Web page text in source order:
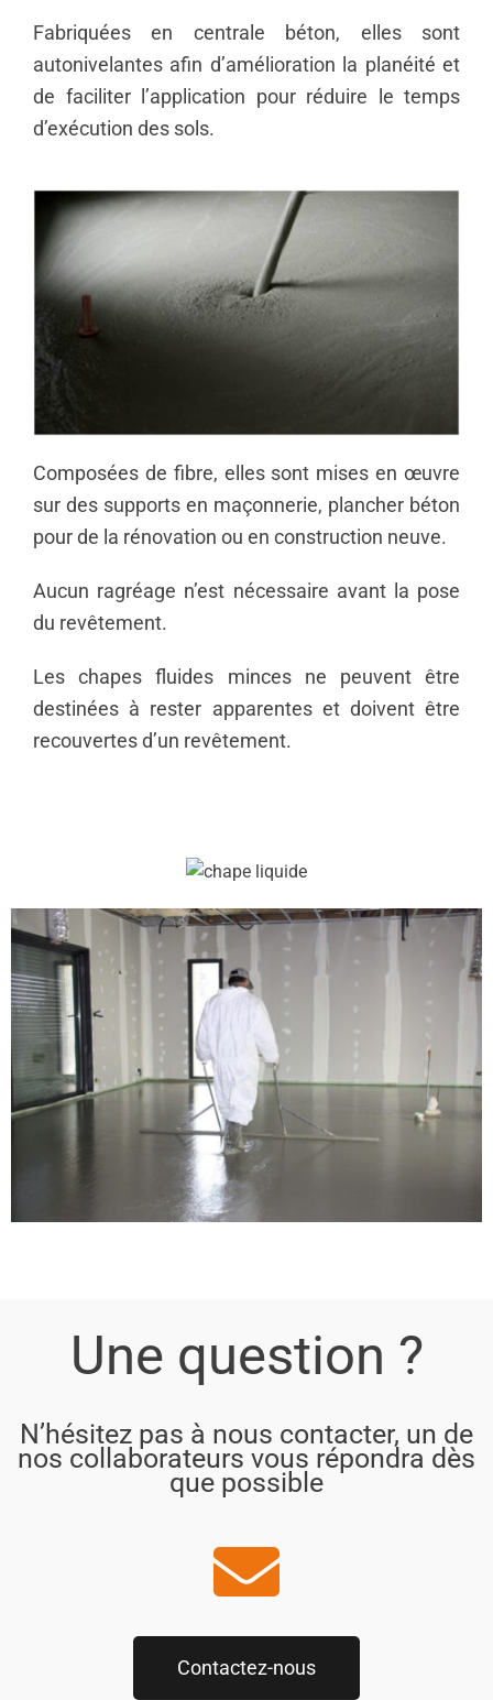
Fabriquées en centrale béton, elles sont
autonivelantes afin d’amélioration la planéité et
de faciliter l’application pour réduire le temps
d’exécution des sols.
Composées de fibre, elles sont mises en œuvre
sur des supports en maçonnerie, plancher béton
pour de la rénovation ou en construction neuve.
Aucun ragréage n’est nécessaire avant la pose
du revêtement.
Les chapes fluides minces ne peuvent être
destinées à rester apparentes et doivent être
recouvertes d’un revêtement.
Une question ?
N’hésitez pas à nous contacter, un de
nos collaborateurs vous répondra dès
que possible
Contactez-nous